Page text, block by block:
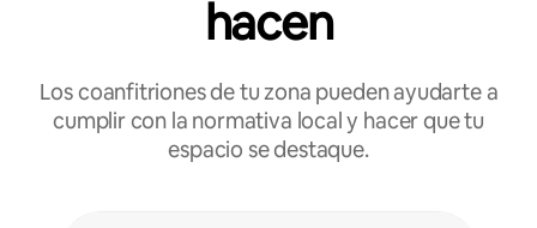
hacen
Los coanfitriones de tu zona pueden ayudarte a
cumplir con la normativa local y hacer que tu
espacio se destaque.